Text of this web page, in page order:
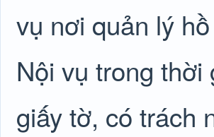
vụ nơi quản lý
Nội vụ trong
giấy tờ, có trách